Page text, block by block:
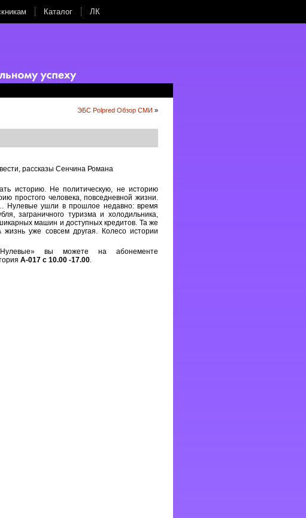
Каталог ЛК
ЭБС Polpred Обзор СМИ »
рассказы Сенчина Романа
историю. Не политическую, не историю
простого человека, повседневной жизни.
Нулевые ушли в прошлое недавно: время
заграничного туризма и холодильника,
машин и доступных кредитов. Та же
уже совсем другая. Колесо истории
вы можете на абонементе
А-017 с 10.00 -17.00.